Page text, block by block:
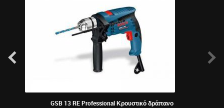
GSB 13 RE Professional Κρουστικό δράπανο